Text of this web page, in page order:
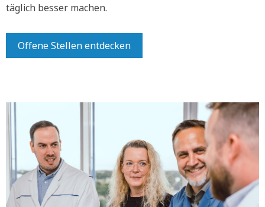
täglich besser machen.
Offene Stellen entdecken